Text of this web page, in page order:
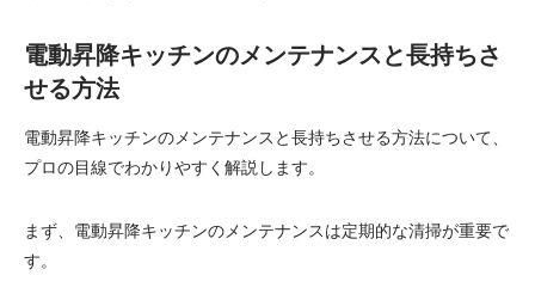
電動昇降キッチンのメンテナンスと長持ちさ
せる方法
電動昇降キッチンのメンテナンスと長持ちさせる方法について、
プロの目線でわかりやすく解説します。
まず、電動昇降キッチンのメンテナンスは定期的な清掃が重要で
す。